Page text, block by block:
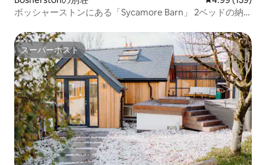
ボッシャーストンにある「Sycamore Barn」 2ベッドの納
スーパーホスト
スーパーホスト